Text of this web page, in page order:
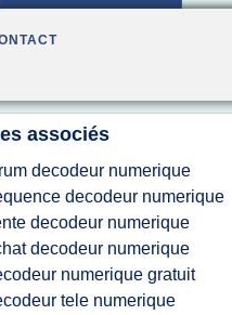
associés
decodeur numerique
decodeur numerique
decodeur numerique
decodeur numerique
numerique gratuit
tele numerique